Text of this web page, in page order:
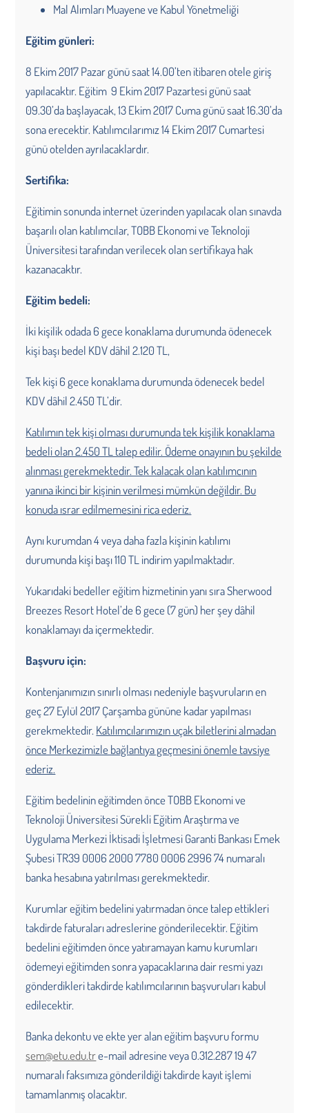
Mal Alımları Muayene ve Kabul Yönetmeliği
Eğitim günleri:
8 Ekim 2017 Pazar günü saat 14.00’ten itibaren otele giriş
yapılacaktır. Eğitim 9 Ekim 2017 Pazartesi günü saat
09.30’da başlayacak, 13 Ekim 2017 Cuma günü saat 16.30’da
sona erecektir. Katılımcılarımız 14 Ekim 2017 Cumartesi
günü otelden ayrılacaklardır.
Sertifika:
Eğitimin sonunda internet üzerinden yapılacak olan sınavda
başarılı olan katılımcılar, TOBB Ekonomi ve Teknoloji
Üniversitesi tarafından verilecek olan sertifikaya hak
kazanacaktır.
Eğitim bedeli:
İki kişilik odada 6 gece konaklama durumunda ödenecek
kişi başı bedel KDV dâhil 2.120 TL,
Tek kişi 6 gece konaklama durumunda ödenecek bedel
KDV dâhil 2.450 TL’dir.
Katılımın tek kişi olması durumunda tek kişilik konaklama
bedeli olan 2.450 TL talep edilir. Ödeme onayının bu şekilde
alınması gerekmektedir. Tek kalacak olan katılımcının
yanına ikinci bir kişinin verilmesi mümkün değildir. Bu
konuda ısrar edilmemesini rica ederiz.
Aynı kurumdan 4 veya daha fazla kişinin katılımı
durumunda kişi başı 110 TL indirim yapılmaktadır.
Yukarıdaki bedeller eğitim hizmetinin yanı sıra Sherwood
Breezes Resort Hotel’de 6 gece (7 gün) her şey dâhil
konaklamayı da içermektedir.
Başvuru için:
Kontenjanımızın sınırlı olması nedeniyle başvuruların en
geç 27 Eylül 2017 Çarşamba gününe kadar yapılması
gerekmektedir. Katılımcılarımızın uçak biletlerini almadan
önce Merkezimizle bağlantıya geçmesini önemle tavsiye
ederiz.
Eğitim bedelinin eğitimden önce TOBB Ekonomi ve
Teknoloji Üniversitesi Sürekli Eğitim Araştırma ve
Uygulama Merkezi İktisadi İşletmesi Garanti Bankası Emek
Şubesi TR39 0006 2000 7780 0006 2996 74 numaralı
banka hesabına yatırılması gerekmektedir.
Kurumlar eğitim bedelini yatırmadan önce talep ettikleri
takdirde faturaları adreslerine gönderilecektir. Eğitim
bedelini eğitimden önce yatıramayan kamu kurumları
ödemeyi eğitimden sonra yapacaklarına dair resmi yazı
gönderdikleri takdirde katılımcılarının başvuruları kabul
edilecektir.
Banka dekontu ve ekte yer alan eğitim başvuru formu
sem@etu.edu.tre-mail adresine veya 0.312.287 19 47
numaralı faksımıza gönderildiği takdirde kayıt işlemi
tamamlanmış olacaktır.